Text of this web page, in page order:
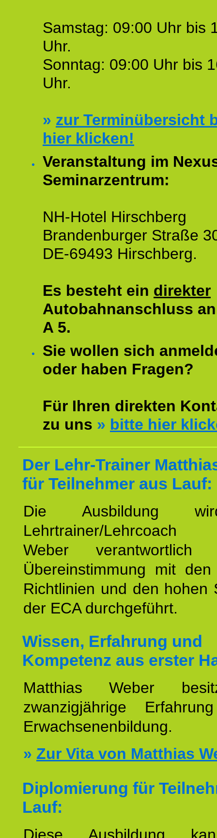
Samstag: 09:00 Uhr bis
Uhr.
Sonntag: 09:00 Uhr bis
Uhr.
» zur Terminübersicht
hier klicken!
Veranstaltung im
Seminarzentrum:
NH-Hotel Hirschberg
Brandenburger Straße
DE-69493 Hirschberg.
Es besteht ein direkter
Autobahnanschluss
A 5.
Sie wollen sich
oder haben Fragen?
Für Ihren direkten
zu uns » bitte hier
Der Lehr-Trainer
für Teilnehmer aus Lauf:
Die Ausbildung
Lehrtrainer/Lehrcoach
Weber
Übereinstimmung mit den
Richtlinien und den hohen
der ECA durchgeführt.
Wissen, Erfahrung und
Kompetenz aus erster
Matthias Weber
zwanzigjährige
Erwachsenenbildung.
» Zur Vita von Matthias
Diplomierung für
Lauf: